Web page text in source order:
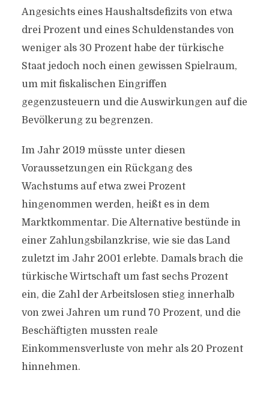
Angesichts eines Haushaltsdefizits von etwa
drei Prozent und eines Schuldenstandes von
weniger als 30 Prozent habe der türkische
Staat jedoch noch einen gewissen Spielraum,
um mit fiskalischen Eingriffen
gegenzusteuern und die Auswirkungen auf die
Bevölkerung zu begrenzen.
Im Jahr 2019 müsste unter diesen
Voraussetzungen ein Rückgang des
Wachstums auf etwa zwei Prozent
hingenommen werden, heißt es in dem
Marktkommentar. Die Alternative bestünde in
einer Zahlungsbilanzkrise, wie sie das Land
zuletzt im Jahr 2001 erlebte. Damals brach die
türkische Wirtschaft um fast sechs Prozent
ein, die Zahl der Arbeitslosen stieg innerhalb
von zwei Jahren um rund 70 Prozent, und die
Beschäftigten mussten reale
Einkommensverluste von mehr als 20 Prozent
hinnehmen.